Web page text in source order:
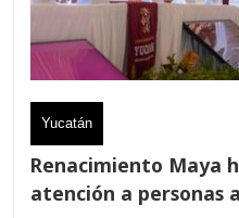
Yucatán
Renacimiento Maya
atención a personas